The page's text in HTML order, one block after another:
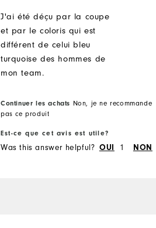
J'ai été déçu par la coupe
et par le coloris qui est
différent de celui bleu
turquoise des hommes de
mon team.
Continuer les achats Non, je ne recommande
pas ce produit
Est-ce que cet avis est utile?
Was this answer helpful? OUI 1 NON